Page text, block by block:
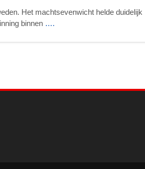
Het machtsevenwicht helde duidelijk
binnen ….